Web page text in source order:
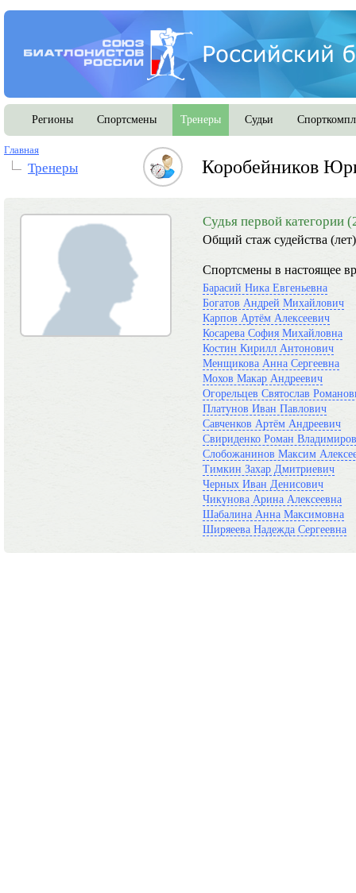
Регионы Спортсмены Тренеры Судьи
Главная
Тренеры Коробейников
Судья первой категории
Общий стаж судейства
Спортсмены в настоящее
Барасий Ника Евгеньевна
Богатов Андрей Михайлович
Карпов Артём Алексеевич
Косарева София Михайловна
Костин Кирилл Антонович
Менщикова Анна Сергеевна
Мохов Макар Андреевич
Огорельцев Святослав
Платунов Иван Павлович
Савченков Артём Андреевич
Свириденко Роман
Слобожанинов Максим
Тимкин Захар Дмитриевич
Черных Иван Денисович
Чикунова Арина Алексеевна
Шабалина Анна Максимовна
Ширяеева Надежда Сергеевна